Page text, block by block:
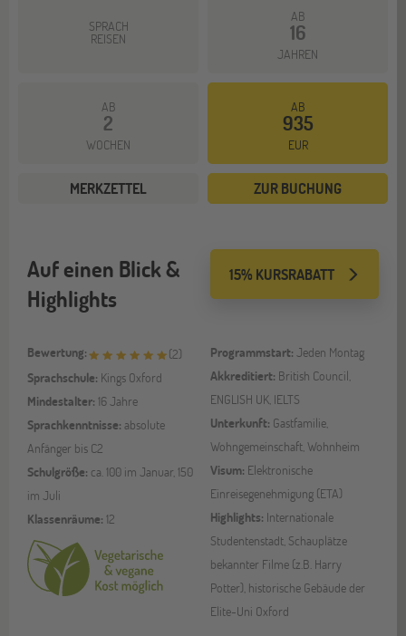
SPRACH
REISEN
AB
16
JAHREN
AB
2
WOCHEN
AB
935
EUR
MERKZETTEL ZUR BUCHUNG
15% KURSRABATT
Auf einen Blick &
Highlights
Bewertung: (2)
Sprachschule: Kings Oxford
Mindestalter: 16 Jahre
Sprachkenntnisse: absolute
Anfänger bis C2
Schulgröße: ca. 100 im Januar, 150
im Juli
Klassenräume: 12
Programmstart: Jeden Montag
Akkreditiert: British Council,
ENGLISH UK, IELTS
Unterkunft: Gastfamilie,
Wohngemeinschaft, Wohnheim
Visum: Elektronische
Einreisegenehmigung (ETA)
Highlights: Internationale
Studentenstadt, Schauplätze
bekannter Filme (z.B. Harry
Potter), historische Gebäude der
Elite-Uni Oxford